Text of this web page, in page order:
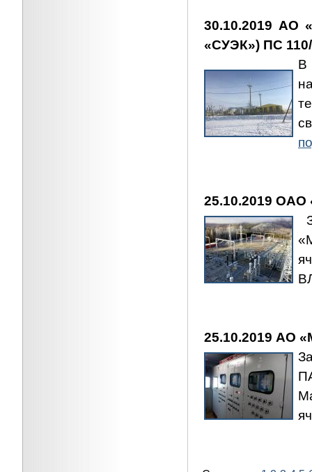
30.10.2019 АО
«СУЭК») ПС
В
25.10.2019 ОАО
25.10.2019 АО